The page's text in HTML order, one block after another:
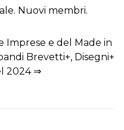
Nuovi membri.
Imprese e del Made in
Brevetti+, Disegni+
2024 ⇒